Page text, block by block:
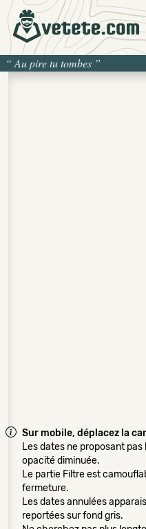
“ Au pire tu tombes ”
Sur mobile, déplacez la
Les dates ne proposant
opacité diminuée.
Le partie Filtre est
fermeture.
Les dates annulées
reportées sur fond gris.